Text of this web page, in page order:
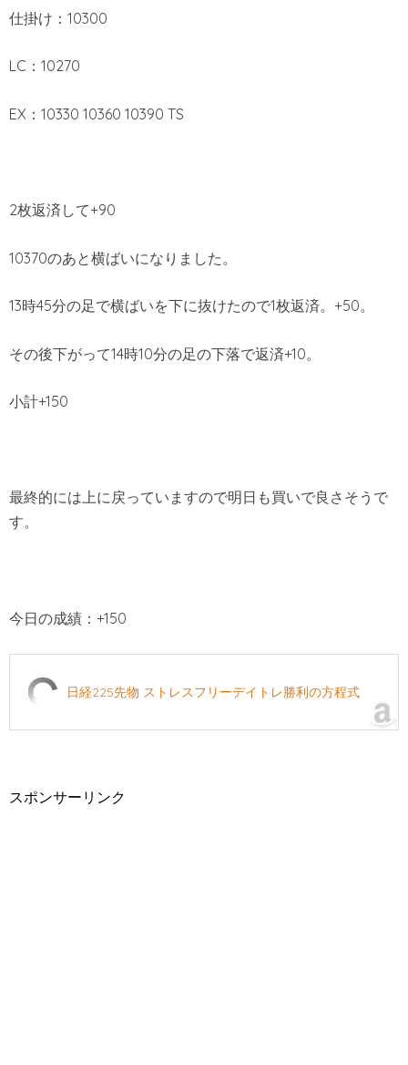
仕掛け：10300
LC：10270
EX：10330 10360 10390 TS
2枚返済して+90
10370のあと横ばいになりました。
13時45分の足で横ばいを下に抜けたので1枚返済。+50。
その後下がって14時10分の足の下落で返済+10。
小計+150
最終的には上に戻っていますので明日も買いで良さそうで
す。
今日の成績：+150
日経225先物 ストレスフリーデイトレ勝利の方程式
スポンサーリンク